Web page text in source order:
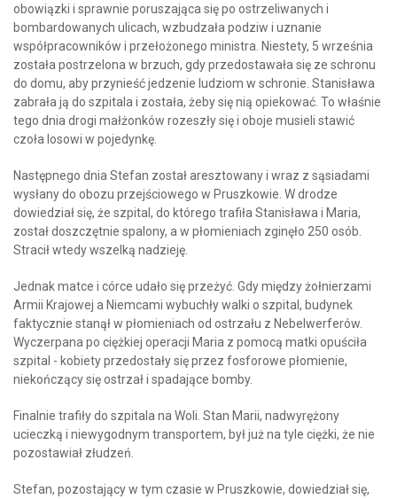
obowiązki i sprawnie poruszająca się po ostrzeliwanych i
bombardowanych ulicach, wzbudzała podziw i uznanie
współpracowników i przełożonego ministra. Niestety, 5 września
została postrzelona w brzuch, gdy przedostawała się ze schronu
do domu, aby przynieść jedzenie ludziom w schronie. Stanisława
zabrała ją do szpitala i została, żeby się nią opiekować. To właśnie
tego dnia drogi małżonków rozeszły się i oboje musieli stawić
czoła losowi w pojedynkę.
Następnego dnia Stefan został aresztowany i wraz z sąsiadami
wysłany do obozu przejściowego w Pruszkowie. W drodze
dowiedział się, że szpital, do którego trafiła Stanisława i Maria,
został doszczętnie spalony, a w płomieniach zginęło 250 osób.
Stracił wtedy wszelką nadzieję.
Jednak matce i córce udało się przeżyć. Gdy między żołnierzami
Armii Krajowej a Niemcami wybuchły walki o szpital, budynek
faktycznie stanął w płomieniach od ostrzału z Nebelwerferów.
Wyczerpana po ciężkiej operacji Maria z pomocą matki opuściła
szpital - kobiety przedostały się przez fosforowe płomienie,
niekończący się ostrzał i spadające bomby.
Finalnie trafiły do szpitala na Woli. Stan Marii, nadwyrężony
ucieczką i niewygodnym transportem, był już na tyle ciężki, że nie
pozostawiał złudzeń.
Stefan, pozostający w tym czasie w Pruszkowie, dowiedział się,